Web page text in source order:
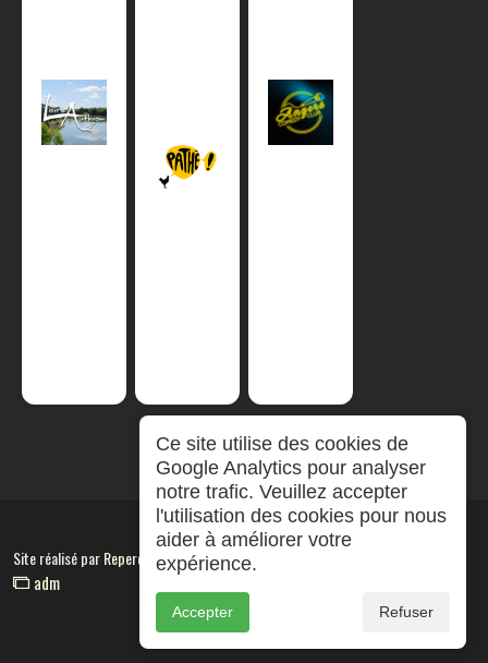
Site réalisé parRepereCom
adm
Ce site utilise des cookies de
Google Analytics pour analyser
notre trafic. Veuillez accepter
l'utilisation des cookies pour nous
aider à améliorer votre
expérience.
Accepter Refuser